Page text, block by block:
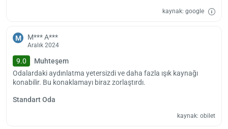
kaynak: google
M M*** A***
Aralık 2024
9.0
Muhteşem
Odalardaki aydınlatma yetersizdi ve daha fazla ışık kaynağı
konabilir. Bu konaklamayı biraz zorlaştırdı.
Standart Oda
kaynak: obilet